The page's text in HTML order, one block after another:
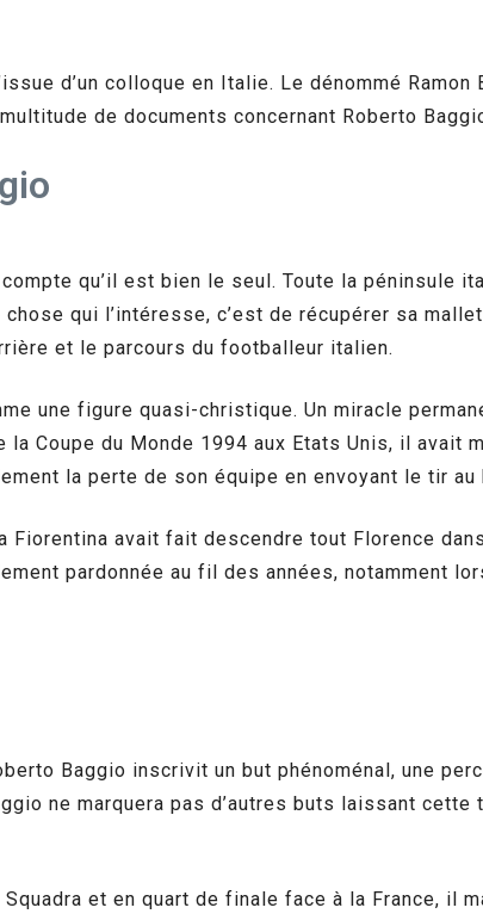
d’un colloque en Italie. Le dénommé
de documents concernant Roberto
qu’il est bien le seul. Toute la péninsule
chose qui l’intéresse, c’est de récupérer sa
et le parcours du footballeur italien.
une figure quasi-christique. Un miracle
Coupe du Monde 1994 aux Etats Unis, il avait
la perte de son équipe en envoyant le tir
Fiorentina avait fait descendre tout Florence
pardonnée au fil des années, notamment
Baggio inscrivit un but phénoménal, une
ne marquera pas d’autres buts laissant cette
et en quart de finale face à la France, il